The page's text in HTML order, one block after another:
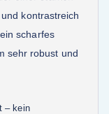
kontrastreich
scharfes
sehr robust und
– kein